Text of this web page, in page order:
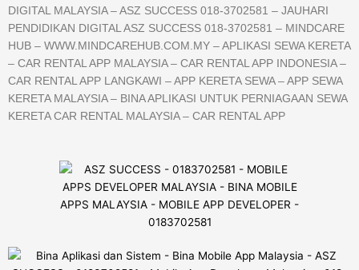
DIGITAL MALAYSIA – ASZ SUCCESS 018-3702581 – JAUHARI
PENDIDIKAN DIGITAL ASZ SUCCESS 018-3702581 – MINDCARE
HUB – WWW.MINDCAREHUB.COM.MY – APLIKASI SEWA KERETA
– CAR RENTAL APP MALAYSIA – CAR RENTAL APP INDONESIA –
CAR RENTAL APP LANGKAWI – APP KERETA SEWA – APP SEWA
KERETA MALAYSIA – BINA APLIKASI UNTUK PERNIAGAAN SEWA
KERETA CAR RENTAL MALAYSIA – CAR RENTAL APP